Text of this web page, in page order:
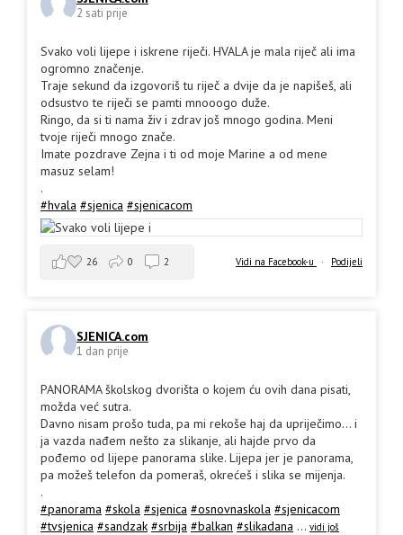
2 sati prije
Svako voli lijepe i iskrene riječi. HVALA je mala riječ ali ima
ogromno značenje.
Traje sekund da izgovoriš tu riječ a dvije da je napišeš, ali
odsustvo te riječi se pamti mnooogo duže.
Ringo, da si ti nama živ i zdrav još mnogo godina. Meni
tvoje riječi mnogo znače.
Imate pozdrave Zejna i ti od moje Marine a od mene
masuz selam!
.
#hvala #sjenica #sjenicacom
Vidi na Facebook-u · Podijeli
26 0 2
SJENICA.com
1 dan prije
PANORAMA školskog dvorišta o kojem ću ovih dana pisati,
možda već sutra.
Davno nisam prošo tuda, pa mi rekoše haj da upriječimo... i
ja vazda nađem nešto za slikanje, ali hajde prvo da
pođemo od lijepe panorama slike. Lijepa jer je panorama,
pa možeš telefon da pomeraš, okrećeš i slika se mijenja.
.
#panorama #skola #sjenica #osnovnaskola #sjenicacom
#tvsjenica #sandzak #srbija #balkan #slikadana ... vidi još